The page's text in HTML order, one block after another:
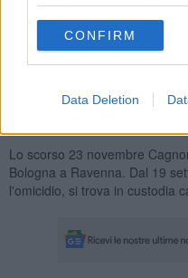
CONFIRM
Data Deletion
Nelle motivazioni si legge
che proprio la natura
mistificatoria e per la gran
quale avrebbe addirittura,
di Cagnoni, introitato notevoli
Lo scorso 23 novembre
Bologna a Ravenna. Dal 19
l'omicidio, si trova in custodia